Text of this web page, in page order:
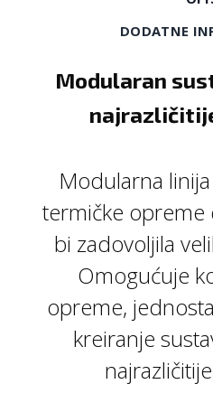
DODATNE
Modularan
Modularna
termičke opreme
bi zadovoljila
Omogućuje
opreme,
kreiranje